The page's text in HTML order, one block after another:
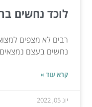
לוכד נחשים
רבים לא מצפים
נחשים בעצם נמצאים
קרא עוד »
יונ 05, 2022